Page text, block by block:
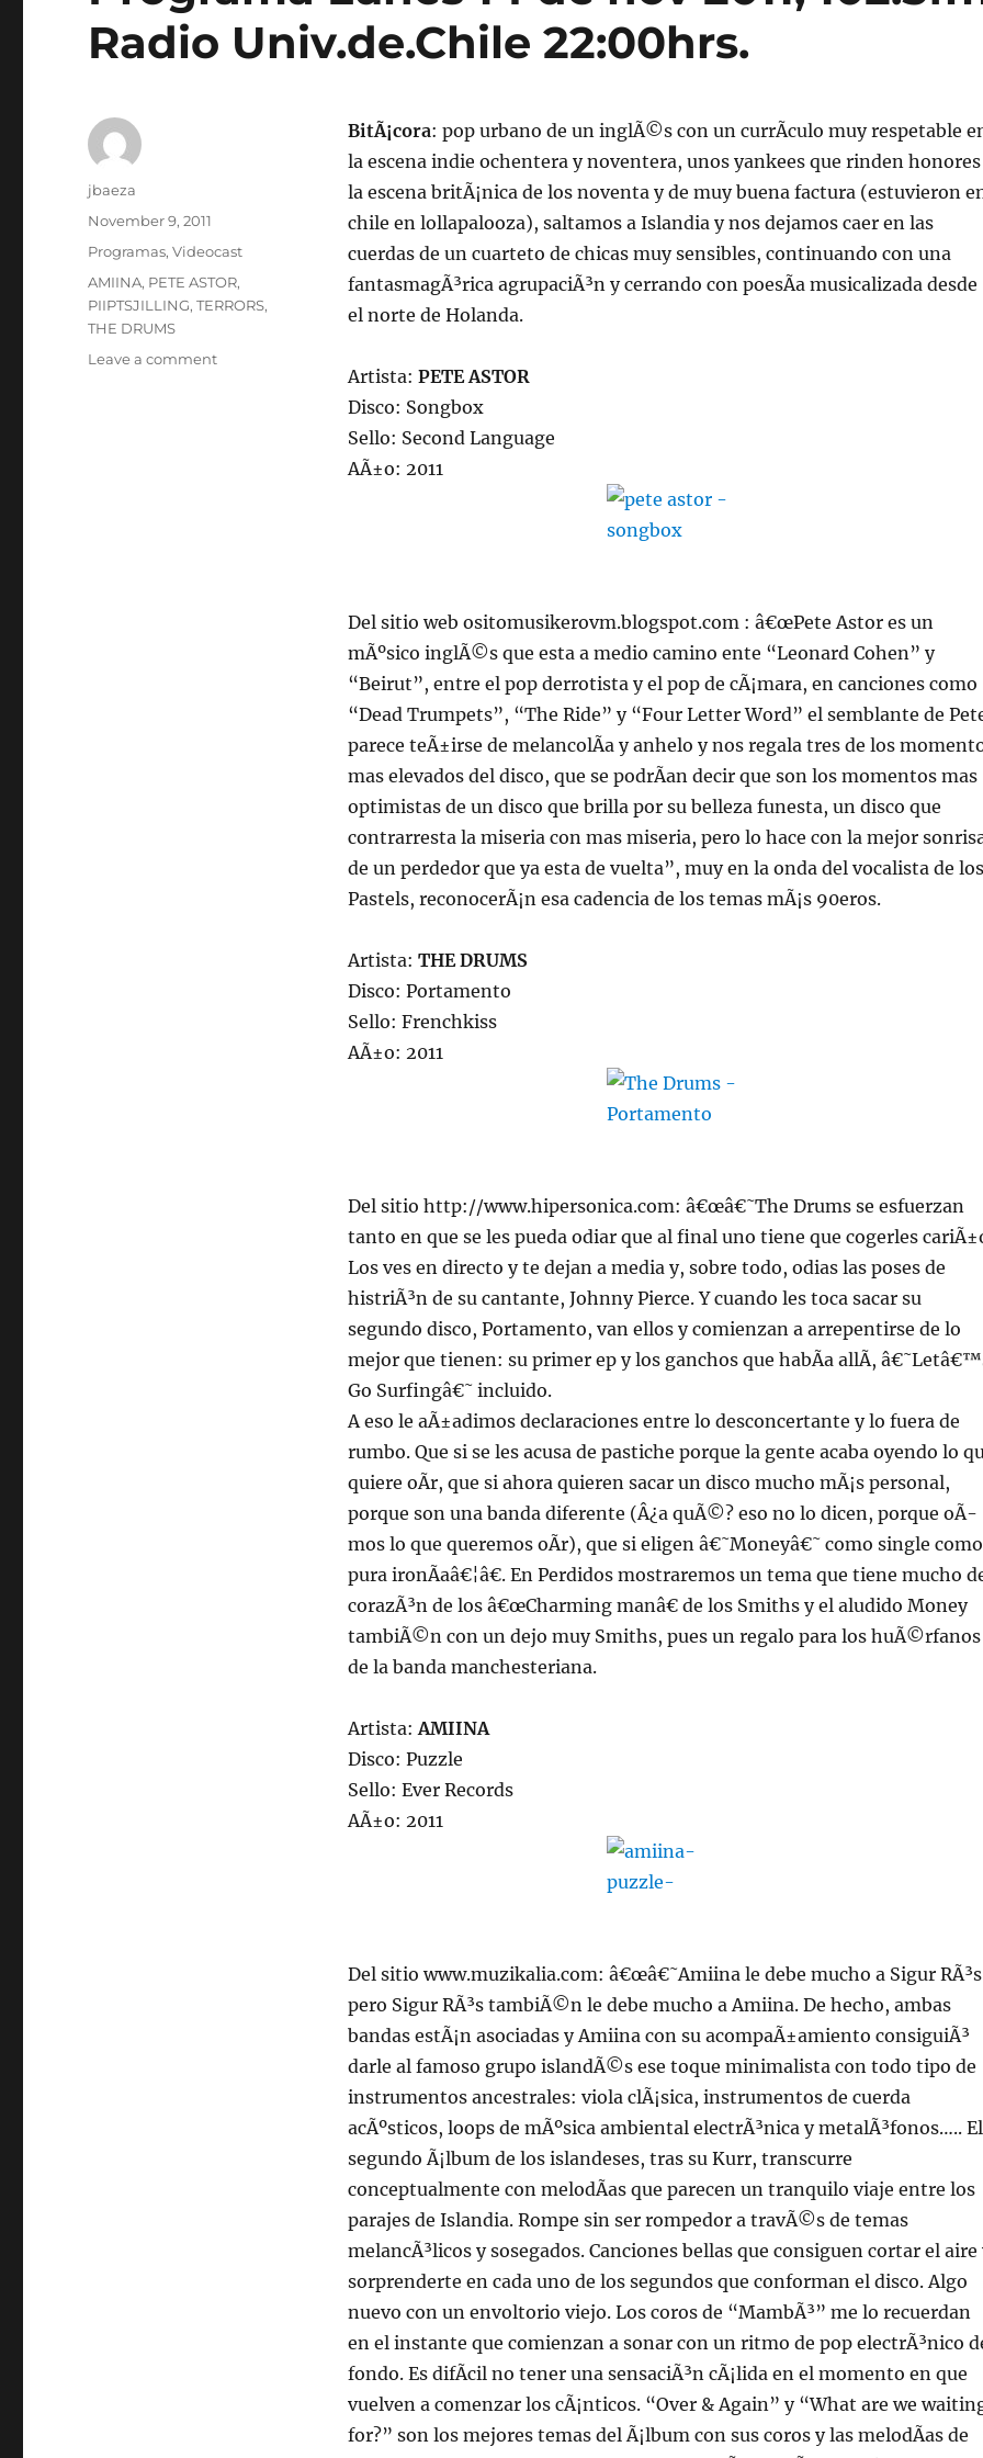
Radio Univ.de.Chile 22:00hrs.
BitÃ¡cora: pop urbano de un inglÃ©s con un currÃ­culo muy respetable
la escena indie ochentera y noventera, unos yankees que rinden honores
la escena britÃ¡nica de los noventa y de muy buena factura (estuvieron
chile en lollapalooza), saltamos a Islandia y nos dejamos caer en las
cuerdas de un cuarteto de chicas muy sensibles, continuando con una
fantasmagÃ³rica agrupaciÃ³n y cerrando con poesÃ­a musicalizada desde
el norte de Holanda.
Artista: PETE ASTOR
Disco: Songbox
Sello: Second Language
AÃ±o: 2011
Del sitio web ositomusikerovm.blogspot.com : â€œPete Astor es un
mÃºsico inglÃ©s que esta a medio camino ente “Leonard Cohen” y
“Beirut”, entre el pop derrotista y el pop de cÃ¡mara, en canciones como
“Dead Trumpets”, “The Ride” y “Four Letter Word” el semblante de
parece teÃ±irse de melancolÃ­a y anhelo y nos regala tres de los
mas elevados del disco, que se podrÃ­an decir que son los momentos mas
optimistas de un disco que brilla por su belleza funesta, un disco que
contrarresta la miseria con mas miseria, pero lo hace con la mejor
de un perdedor que ya esta de vuelta”, muy en la onda del vocalista de los
Pastels, reconocerÃ¡n esa cadencia de los temas mÃ¡s 90eros.
Artista: THE DRUMS
Disco: Portamento
Sello: Frenchkiss
AÃ±o: 2011
Del sitio http://www.hipersonica.com: â€œâ€˜The Drums se esfuerzan
tanto en que se les pueda odiar que al final uno tiene que cogerles
Los ves en directo y te dejan a media y, sobre todo, odias las poses de
histriÃ³n de su cantante, Johnny Pierce. Y cuando les toca sacar su
segundo disco, Portamento, van ellos y comienzan a arrepentirse de lo
mejor que tienen: su primer ep y los ganchos que habÃ­a allÃ­,
Go Surfingâ€˜ incluido.
A eso le aÃ±adimos declaraciones entre lo desconcertante y lo fuera de
rumbo. Que si se les acusa de pastiche porque la gente acaba oyendo lo
quiere oÃ­r, que si ahora quieren sacar un disco mucho mÃ¡s personal,
porque son una banda diferente (Â¿a quÃ©? eso no lo dicen, porque oÃ­
mos lo que queremos oÃ­r), que si eligen â€˜Moneyâ€˜ como single como
pura ironÃ­aâ€¦â€. En Perdidos mostraremos un tema que tiene mucho
corazÃ³n de los â€œCharming manâ€ de los Smiths y el aludido Money
tambiÃ©n con un dejo muy Smiths, pues un regalo para los huÃ©rfanos
de la banda manchesteriana.
Artista:AMIINA
Disco: Puzzle
Sello: Ever Records
AÃ±o: 2011
Del sitio www.muzikalia.com: â€œâ€˜Amiina le debe mucho a Sigur
pero Sigur RÃ³s tambiÃ©n le debe mucho a Amiina. De hecho, ambas
bandas estÃ¡n asociadas y Amiina con su acompaÃ±amiento consiguiÃ³
darle al famoso grupo islandÃ©s ese toque minimalista con todo tipo de
instrumentos ancestrales: viola clÃ¡sica, instrumentos de cuerda
acÃºsticos, loops de mÃºsica ambiental electrÃ³nica y metalÃ³fonos….. El
segundo Ã¡lbum de los islandeses, tras su Kurr, transcurre
conceptualmente con melodÃ­as que parecen un tranquilo viaje entre los
parajes de Islandia. Rompe sin ser rompedor a travÃ©s de temas
melancÃ³licos y sosegados. Canciones bellas que consiguen cortar el aire
sorprenderte en cada uno de los segundos que conforman el disco. Algo
nuevo con un envoltorio viejo. Los coros de “MambÃ³” me lo recuerdan
en el instante que comienzan a sonar con un ritmo de pop electrÃ³nico
fondo. Es difÃ­cil no tener una sensaciÃ³n cÃ¡lida en el momento en que
vuelven a comenzar los cÃ¡nticos. “Over & Again” y “What are we
for?” son los mejores temas del Ã¡lbum con sus coros y las melodÃ­as de
Author
jbaeza
Posted
November 9, 2011
Categories
Programas,Videocast
Tags
AMIINA, PETE ASTOR,
PIIPTSJILLING,TERRORS,
THE DRUMS
Leave a commenton